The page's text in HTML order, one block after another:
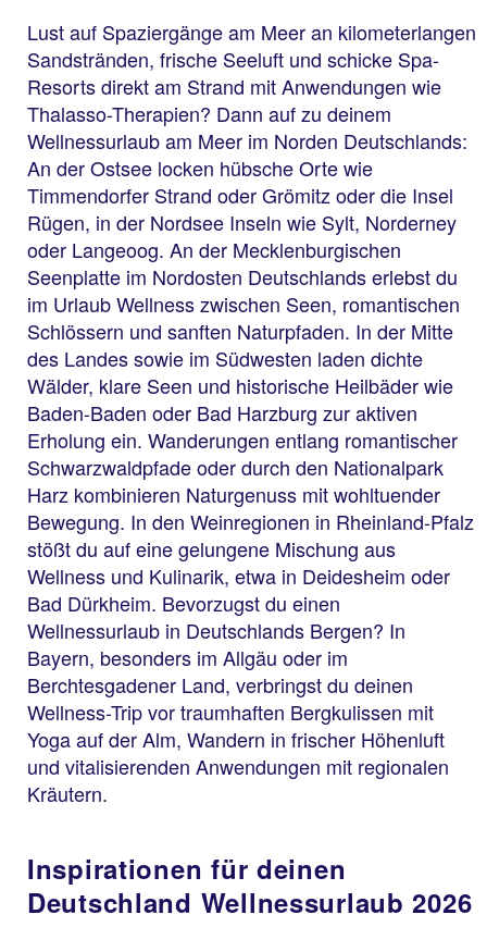
Lust auf Spaziergänge am Meer an kilometerlangen
Sandstränden, frische Seeluft und schicke Spa-
Resorts direkt am Strand mit Anwendungen wie
Thalasso-Therapien? Dann auf zu deinem
Wellnessurlaub am Meer im Norden Deutschlands:
An der Ostsee locken hübsche Orte wie
Timmendorfer Strand oder Grömitz oder die Insel
Rügen, in der Nordsee Inseln wie Sylt, Norderney
oder Langeoog. An der Mecklenburgischen
Seenplatte im Nordosten Deutschlands erlebst du
im Urlaub Wellness zwischen Seen, romantischen
Schlössern und sanften Naturpfaden. In der Mitte
des Landes sowie im Südwesten laden dichte
Wälder, klare Seen und historische Heilbäder wie
Baden-Baden oder Bad Harzburg zur aktiven
Erholung ein. Wanderungen entlang romantischer
Schwarzwaldpfade oder durch den Nationalpark
Harz kombinieren Naturgenuss mit wohltuender
Bewegung. In den Weinregionen in Rheinland-Pfalz
stößt du auf eine gelungene Mischung aus
Wellness und Kulinarik, etwa in Deidesheim oder
Bad Dürkheim. Bevorzugst du einen
Wellnessurlaub in Deutschlands Bergen? In
Bayern, besonders im Allgäu oder im
Berchtesgadener Land, verbringst du deinen
Wellness-Trip vor traumhaften Bergkulissen mit
Yoga auf der Alm, Wandern in frischer Höhenluft
und vitalisierenden Anwendungen mit regionalen
Kräutern.
Inspirationen für deinen
Deutschland Wellnessurlaub 2026